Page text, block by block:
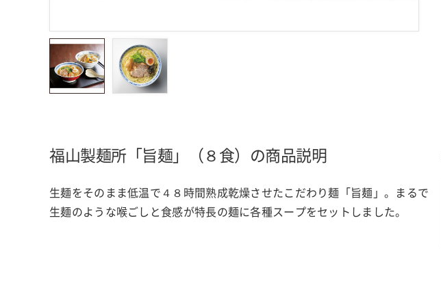
福山製麺所「旨麺」（８食）の商品説明
生麺をそのまま低温で４８時間熟成乾燥させたこだわり麺「旨麺」。まるで
生麺のような喉ごしと食感が特長の麺に各種スープをセットしました。